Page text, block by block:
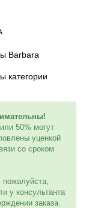
Barbara
категории
50% могут
уценкой
со сроком
пожалуйста,
у консультанта
заказа.